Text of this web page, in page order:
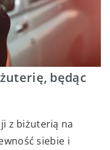
będąc
z biżuterią na
siebie i